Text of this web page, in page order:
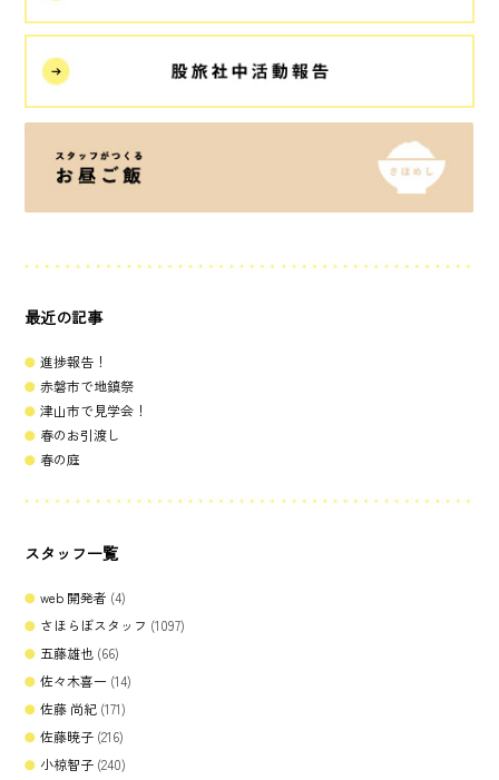
最近の記事
進捗報告！
赤磐市で地鎮祭
津山市で見学会！
春のお引渡し
春の庭
スタッフ一覧
web 開発者 (4)
さほらぼスタッフ (1097)
五藤雄也 (66)
佐々木喜一 (14)
佐藤 尚紀 (171)
佐藤暁子 (216)
小椋智子 (240)